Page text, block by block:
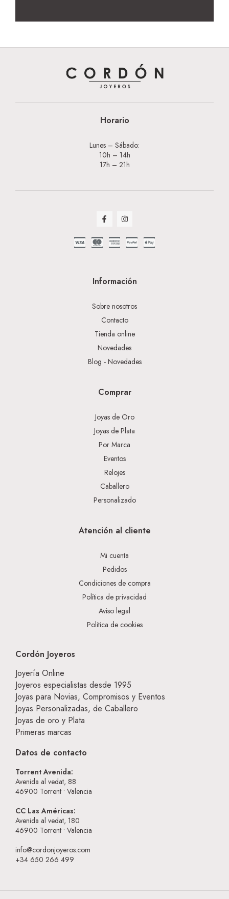
Horario
Lunes – Sábado:
10h – 14h
17h – 21h
Información
Sobre nosotros
Contacto
Tienda online
Novedades
Blog - Novedades
Comprar
Joyas de Oro
Joyas de Plata
Por Marca
Eventos
Relojes
Caballero
Personalizado
Atención al cliente
Mi cuenta
Pedidos
Condiciones de compra
Política de privacidad
Aviso legal
Politica de cookies
Cordón Joyeros
Joyería Online
Joyeros especialistas desde 1995
Joyas para Novias, Compromisos y Eventos
Joyas Personalizadas, de Caballero
Joyas de oro y Plata
Primeras marcas
Datos de contacto
Torrent Avenida:
Avenida al vedat, 88
46900 Torrent • Valencia
CC Las Américas:
Avenida al vedat, 180
46900 Torrent • Valencia
info@cordonjoyeros.com
+34 650 266 499